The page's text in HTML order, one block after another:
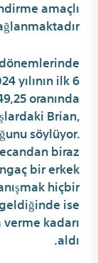
amaçlı
yılının ilk 6
oranında
Brian,
söylüyor.
biraz
bir erkek
hiçbir
ise
kadarı
aldı.